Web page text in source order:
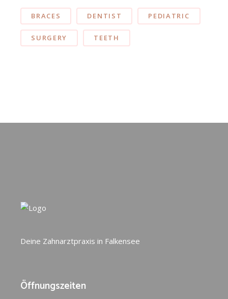
BRACES DENTIST PEDIATRIC
SURGERY TEETH
Deine Zahnarztpraxis in Falkensee
Öffnungszeiten